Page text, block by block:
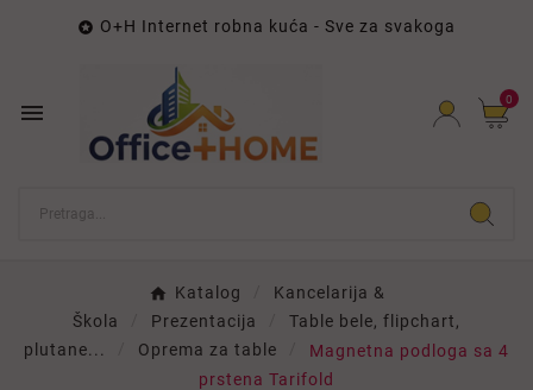
 O+H Internet robna kuća - Sve za svakoga
 0
Katalog
Kancelarija &
Škola
Prezentacija
Table bele, flipchart,
plutane...
Oprema za table
Magnetna podloga sa 4
prstena Tarifold